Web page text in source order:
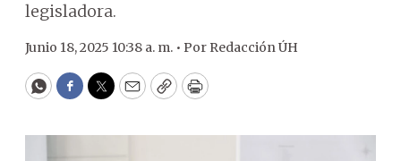
legisladora.
Junio 18, 2025 10:38 a. m. • Por Redacción ÚH
WhatsApp
Facebook
Twitter
EmailCopyPrint